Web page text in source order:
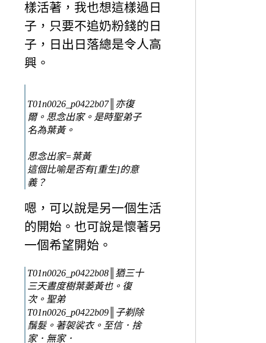
樣活著，我也想這樣過日
子，只要不追奶粉錢的日
子，日出日落總是令人高
興。
T01n0026_p0422b07║亦復
爾。思念出家。是時聖弟子
名為葉黃。
思念出家=葉黃
這個比喻是否有[重生]的意
義？
嗯，可以說是另一個生活
的開始。也可說是懷著另
一個希望開始。
T01n0026_p0422b08║猶三十
三天晝度樹葉萎黃也。復
次。聖弟
T01n0026_p0422b09║子剃除
鬚髮。著袈裟衣。至信．捨
家．無家．